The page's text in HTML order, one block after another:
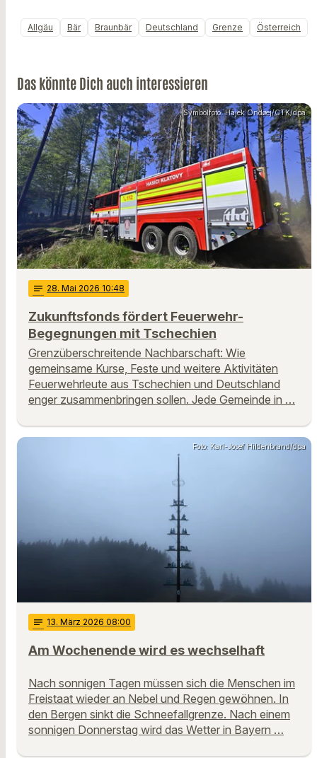
Allgäu Bär Braunbär Deutschland Grenze Österreich
Das könnte Dich auch interessieren
Symbolfoto: Hájek Ondøej/CTK/dpa
notes 28. Mai 2026 10:48
Zukunftsfonds fördert Feuerwehr-
Begegnungen mit Tschechien
Grenzüberschreitende Nachbarschaft: Wie
gemeinsame Kurse, Feste und weitere Aktivitäten
Feuerwehrleute aus Tschechien und Deutschland
enger zusammenbringen sollen. Jede Gemeinde in …
Foto: Karl-Josef Hildenbrand/dpa
notes 13. März 2026 08:00
Am Wochenende wird es wechselhaft
Nach sonnigen Tagen müssen sich die Menschen im
Freistaat wieder an Nebel und Regen gewöhnen. In
den Bergen sinkt die Schneefallgrenze. Nach einem
sonnigen Donnerstag wird das Wetter in Bayern …